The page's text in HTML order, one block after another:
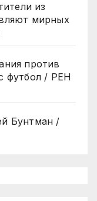
из
мирных
против
футбол / РЕН
Бунтман /